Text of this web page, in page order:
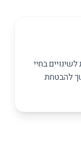
בחיי
להבטחת